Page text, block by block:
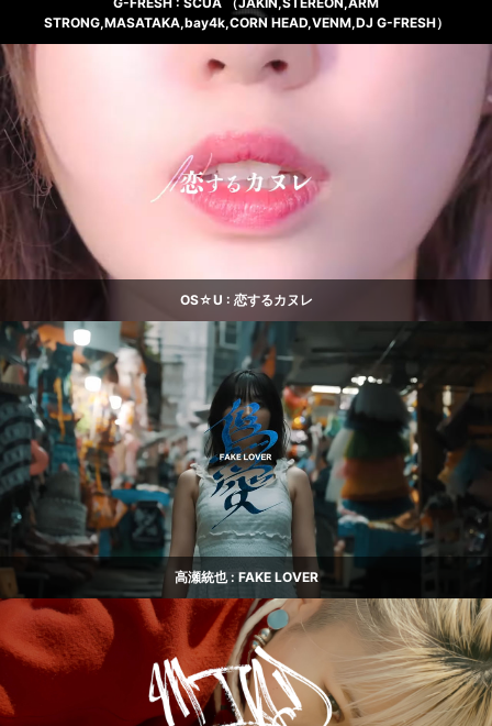
STRONG,MASATAKA,bay4k,CORN HEAD,VENM,DJ G-FRESH）
OS☆U : 恋するカヌレ
高瀬統也 : FAKE LOVER